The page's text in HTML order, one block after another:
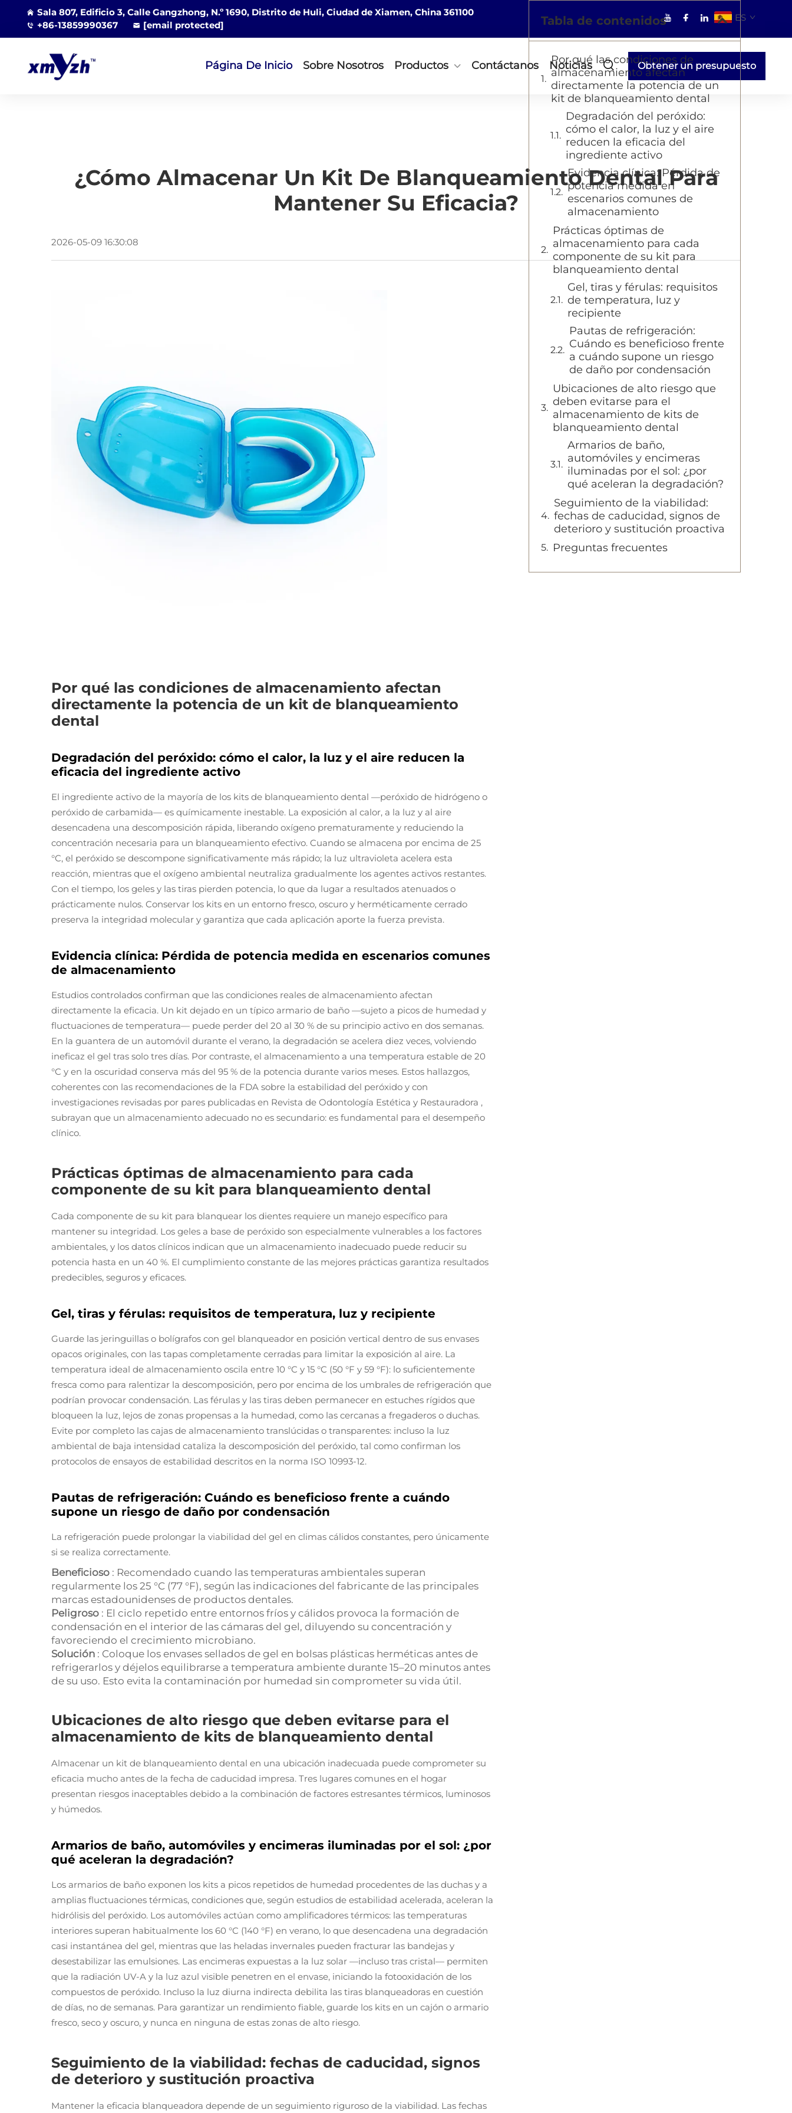
Sala 807, Edificio 3, Calle Gangzhong, N.º 1690, Distrito de Huli, Ciudad de Xiamen, China 361100
+86-13859990367
[email protected]
ES
Página De Inicio Sobre Nosotros Productos Contáctanos Noticias Obtener un presupuesto
¿Cómo Almacenar Un Kit De Blanqueamiento Dental Para
Mantener Su Eficacia?
2026-05-09 16:30:08
Por qué las condiciones de almacenamiento afectan
directamente la potencia de un kit de blanqueamiento
dental
Degradación del peróxido: cómo el calor, la luz y el aire reducen la
eficacia del ingrediente activo
El ingrediente activo de la mayoría de los kits de blanqueamiento dental —peróxido de hidrógeno o
peróxido de carbamida— es químicamente inestable. La exposición al calor, a la luz y al aire
desencadena una descomposición rápida, liberando oxígeno prematuramente y reduciendo la
concentración necesaria para un blanqueamiento efectivo. Cuando se almacena por encima de 25
°C, el peróxido se descompone significativamente más rápido; la luz ultravioleta acelera esta
reacción, mientras que el oxígeno ambiental neutraliza gradualmente los agentes activos restantes.
Con el tiempo, los geles y las tiras pierden potencia, lo que da lugar a resultados atenuados o
prácticamente nulos. Conservar los kits en un entorno fresco, oscuro y herméticamente cerrado
preserva la integridad molecular y garantiza que cada aplicación aporte la fuerza prevista.
Evidencia clínica: Pérdida de potencia medida en escenarios comunes
de almacenamiento
Estudios controlados confirman que las condiciones reales de almacenamiento afectan
directamente la eficacia. Un kit dejado en un típico armario de baño —sujeto a picos de humedad y
fluctuaciones de temperatura— puede perder del 20 al 30 % de su principio activo en dos semanas.
En la guantera de un automóvil durante el verano, la degradación se acelera diez veces, volviendo
ineficaz el gel tras solo tres días. Por contraste, el almacenamiento a una temperatura estable de 20
°C y en la oscuridad conserva más del 95 % de la potencia durante varios meses. Estos hallazgos,
coherentes con las recomendaciones de la FDA sobre la estabilidad del peróxido y con
investigaciones revisadas por pares publicadas en Revista de Odontología Estética y Restauradora ,
subrayan que un almacenamiento adecuado no es secundario: es fundamental para el desempeño
clínico.
Prácticas óptimas de almacenamiento para cada
componente de su kit para blanqueamiento dental
Cada componente de su kit para blanquear los dientes requiere un manejo específico para
mantener su integridad. Los geles a base de peróxido son especialmente vulnerables a los factores
ambientales, y los datos clínicos indican que un almacenamiento inadecuado puede reducir su
potencia hasta en un 40 %. El cumplimiento constante de las mejores prácticas garantiza resultados
predecibles, seguros y eficaces.
Gel, tiras y férulas: requisitos de temperatura, luz y recipiente
Guarde las jeringuillas o bolígrafos con gel blanqueador en posición vertical dentro de sus envases
opacos originales, con las tapas completamente cerradas para limitar la exposición al aire. La
temperatura ideal de almacenamiento oscila entre 10 °C y 15 °C (50 °F y 59 °F): lo suficientemente
fresca como para ralentizar la descomposición, pero por encima de los umbrales de refrigeración que
podrían provocar condensación. Las férulas y las tiras deben permanecer en estuches rígidos que
bloqueen la luz, lejos de zonas propensas a la humedad, como las cercanas a fregaderos o duchas.
Evite por completo las cajas de almacenamiento translúcidas o transparentes: incluso la luz
ambiental de baja intensidad cataliza la descomposición del peróxido, tal como confirman los
protocolos de ensayos de estabilidad descritos en la norma ISO 10993-12.
Pautas de refrigeración: Cuándo es beneficioso frente a cuándo
supone un riesgo de daño por condensación
La refrigeración puede prolongar la viabilidad del gel en climas cálidos constantes, pero únicamente
si se realiza correctamente.
Beneficioso : Recomendado cuando las temperaturas ambientales superan
regularmente los 25 °C (77 °F), según las indicaciones del fabricante de las principales
marcas estadounidenses de productos dentales.
Peligroso : El ciclo repetido entre entornos fríos y cálidos provoca la formación de
condensación en el interior de las cámaras del gel, diluyendo su concentración y
favoreciendo el crecimiento microbiano.
Solución : Coloque los envases sellados de gel en bolsas plásticas herméticas antes de
refrigerarlos y déjelos equilibrarse a temperatura ambiente durante 15–20 minutos antes
de su uso. Esto evita la contaminación por humedad sin comprometer su vida útil.
Ubicaciones de alto riesgo que deben evitarse para el
almacenamiento de kits de blanqueamiento dental
Almacenar un kit de blanqueamiento dental en una ubicación inadecuada puede comprometer su
eficacia mucho antes de la fecha de caducidad impresa. Tres lugares comunes en el hogar
presentan riesgos inaceptables debido a la combinación de factores estresantes térmicos, luminosos
y húmedos.
Armarios de baño, automóviles y encimeras iluminadas por el sol: ¿por
qué aceleran la degradación?
Los armarios de baño exponen los kits a picos repetidos de humedad procedentes de las duchas y a
amplias fluctuaciones térmicas, condiciones que, según estudios de estabilidad acelerada, aceleran la
hidrólisis del peróxido. Los automóviles actúan como amplificadores térmicos: las temperaturas
interiores superan habitualmente los 60 °C (140 °F) en verano, lo que desencadena una degradación
casi instantánea del gel, mientras que las heladas invernales pueden fracturar las bandejas y
desestabilizar las emulsiones. Las encimeras expuestas a la luz solar —incluso tras cristal— permiten
que la radiación UV-A y la luz azul visible penetren en el envase, iniciando la fotooxidación de los
compuestos de peróxido. Incluso la luz diurna indirecta debilita las tiras blanqueadoras en cuestión
de días, no de semanas. Para garantizar un rendimiento fiable, guarde los kits en un cajón o armario
fresco, seco y oscuro, y nunca en ninguna de estas zonas de alto riesgo.
Seguimiento de la viabilidad: fechas de caducidad, signos
de deterioro y sustitución proactiva
Mantener la eficacia blanqueadora depende de un seguimiento riguroso de la viabilidad. Las fechas
Tabla de contenidos
Por qué las condiciones de
almacenamiento afectan
directamente la potencia de un
kit de blanqueamiento dental
Degradación del peróxido:
cómo el calor, la luz y el aire
reducen la eficacia del
ingrediente activo
Evidencia clínica: Pérdida de
potencia medida en
escenarios comunes de
almacenamiento
Prácticas óptimas de
almacenamiento para cada
componente de su kit para
blanqueamiento dental
Gel, tiras y férulas: requisitos
de temperatura, luz y
recipiente
Pautas de refrigeración:
Cuándo es beneficioso frente
a cuándo supone un riesgo
de daño por condensación
Ubicaciones de alto riesgo que
deben evitarse para el
almacenamiento de kits de
blanqueamiento dental
Armarios de baño,
automóviles y encimeras
iluminadas por el sol: ¿por
qué aceleran la degradación?
Seguimiento de la viabilidad:
fechas de caducidad, signos de
deterioro y sustitución proactiva
Preguntas frecuentes